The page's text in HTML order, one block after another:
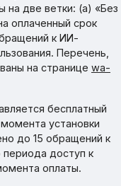
на две ветки: (а) «Без
оплаченный срок
к ИИ-
Перечень,
на странице wa-
бесплатный
установки
до 15 обращений к
доступ к
оплаты.